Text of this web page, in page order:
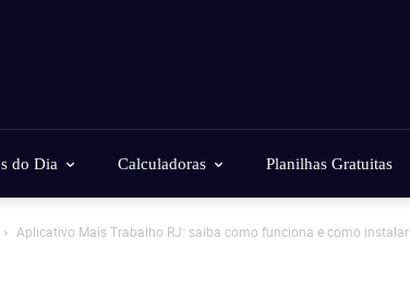
do Dia Calculadoras Planilhas Gratuitas
Aplicativo Mais Trabalho RJ: saiba como funciona e como instalar